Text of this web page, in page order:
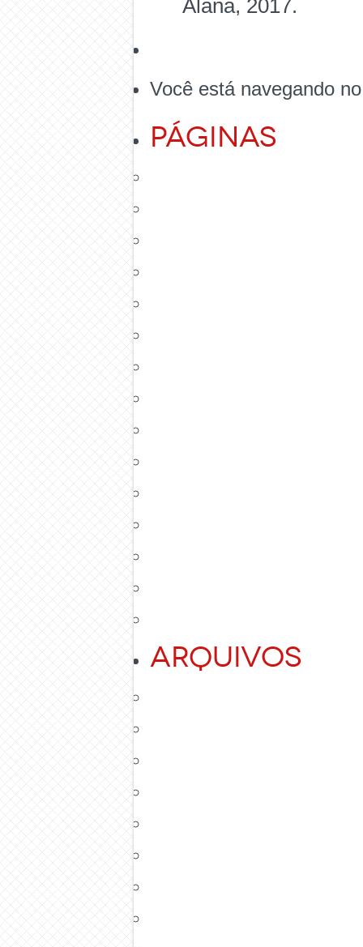
Alana, 2017.
Você está navegando
Páginas
Arquivos